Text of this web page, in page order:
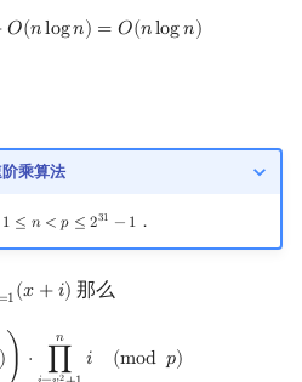
𝑂(𝑛log𝑛) = 𝑂(𝑛log𝑛)
O(nlogn)=O(n logn )
乘算法
1 ≤ 𝑛 < 𝑝 ≤ 231 − 1
1≤n <p ≤2 31 −1 ．
1(𝑥 +𝑖)
(x +i) 那么
) ⋅
𝑛
∏ 𝑖 (mod 𝑝)
v) i=v2